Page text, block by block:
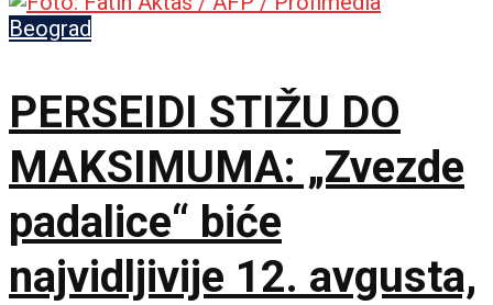
Beograd
PERSEIDI STIŽU DO
MAKSIMUMA: „Zvezde
padalice“ biće
najvidljivije 12. avgusta,